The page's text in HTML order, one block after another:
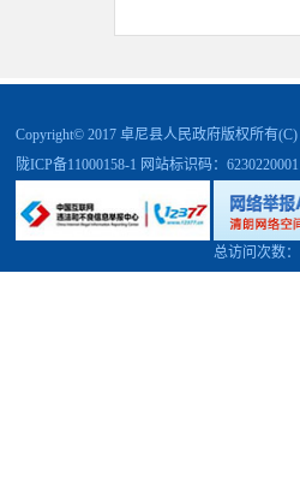
Copyright© 2017 卓尼县人民政府版权所有
陇ICP备11000158-1 网站标识码：
总访问次数：